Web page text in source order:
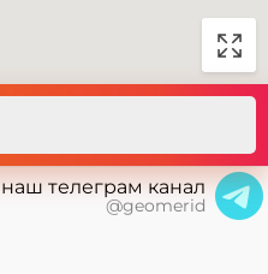
наш телеграм канал
@geomerid